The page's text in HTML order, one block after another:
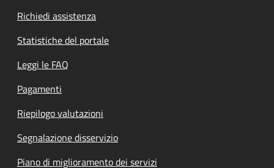
Richiedi assistenza
Statistiche del portale
Leggi le FAQ
Pagamenti
Riepilogo valutazioni
Segnalazione disservizio
Piano di miglioramento dei servizi